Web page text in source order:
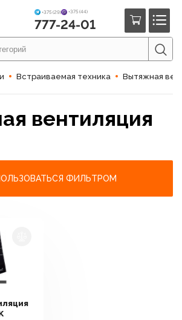
+375 (29) +375 (44)
777-24-01
Встраиваемая техника Вытяжная
вентиляция
ФИЛЬТРОМ